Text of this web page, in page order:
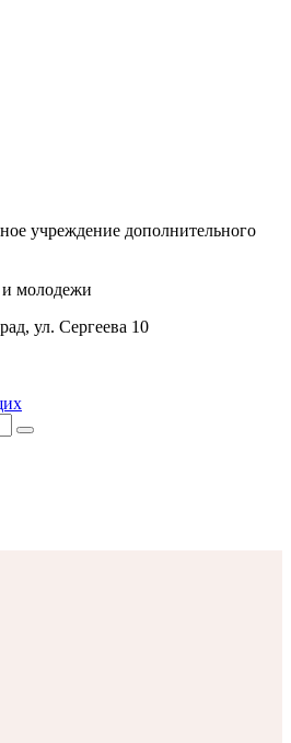
учреждение дополнительного
и молодежи
ул. Сергеева 10